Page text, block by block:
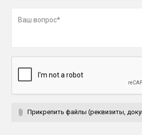
Прикрепить файлы (реквизиты,